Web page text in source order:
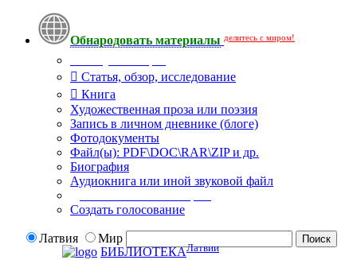
Обнародовать материалы делитесь с миром!
Статья, обзор, исследование
Книга
Художественная проза или поэзия
Запись в личном дневнике (блоге)
Фотодокументы
Файл(ы): PDF\DOC\RAR\ZIP и др.
Биография
Аудиокнига или иной звуковой файл
Создать голосование
Латвия
Мир
БИБЛИОТЕКАЛатвии